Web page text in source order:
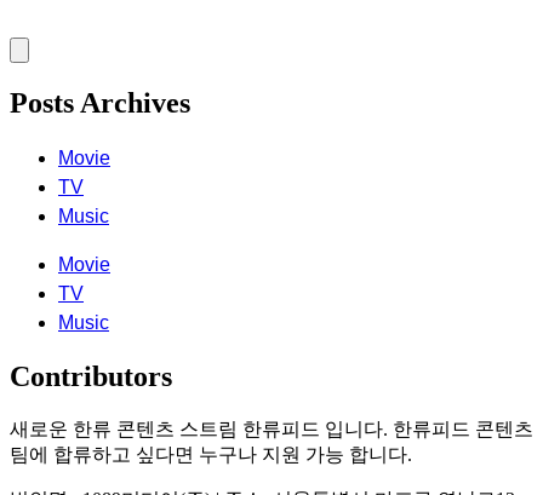
Posts Archives
Movie
TV
Music
Movie
TV
Music
Contributors
새로운 한류 콘텐츠 스트림 한류피드 입니다. 한류피드 콘텐츠
팀에 합류하고 싶다면 누구나 지원 가능 합니다.